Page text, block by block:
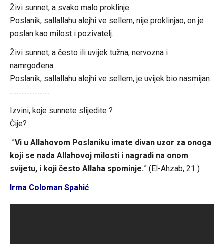
Živi sunnet, a svako malo proklinje.
Poslanik, sallallahu alejhi ve sellem, nije proklinjao, on je
poslan kao milost i pozivatelj.
Živi sunnet, a često ili uvijek tužna, nervozna i
namrgođena.
Poslanik, sallallahu alejhi ve sellem, je uvijek bio nasmijan.
………..………….
Izvini, koje sunnete slijedite ?
Čije?
”Vi u Allahovom Poslaniku imate divan uzor za onoga
koji se nada Allahovoj milosti i nagradi na onom
svijetu, i koji često Allaha spominje.” (El-Ahzab, 21 )
Irma Coloman Spahić